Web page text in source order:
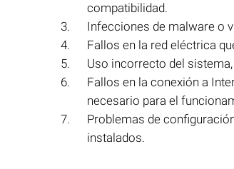
compatibilidad.
Infecciones de malware o
Fallos en la red eléctrica
Uso incorrecto del
Fallos en la conexión a
necesario para el
Problemas de
instalados.